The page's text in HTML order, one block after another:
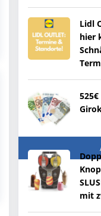
Lidl
hier
mit